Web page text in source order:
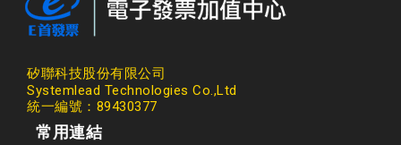
矽聯科技股份有限公司
Systemlead Technologies Co.,Ltd
統一編號：89430377
常用連結